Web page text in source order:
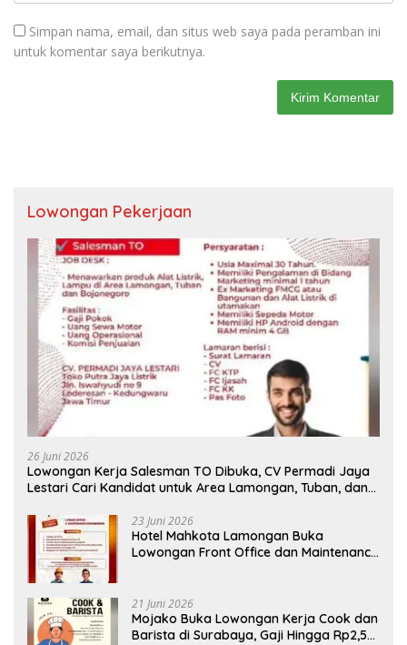
Simpan nama, email, dan situs web saya pada peramban ini
untuk komentar saya berikutnya.
Lowongan Pekerjaan
26 Juni 2026
Lowongan Kerja Salesman TO Dibuka, CV Permadi Jaya
Lestari Cari Kandidat untuk Area Lamongan, Tuban, dan
23 Juni 2026
Hotel Mahkota Lamongan Buka
Lowongan Front Office dan Maintenance
21 Juni 2026
Mojako Buka Lowongan Kerja Cook dan
Barista di Surabaya, Gaji Hingga Rp2,5